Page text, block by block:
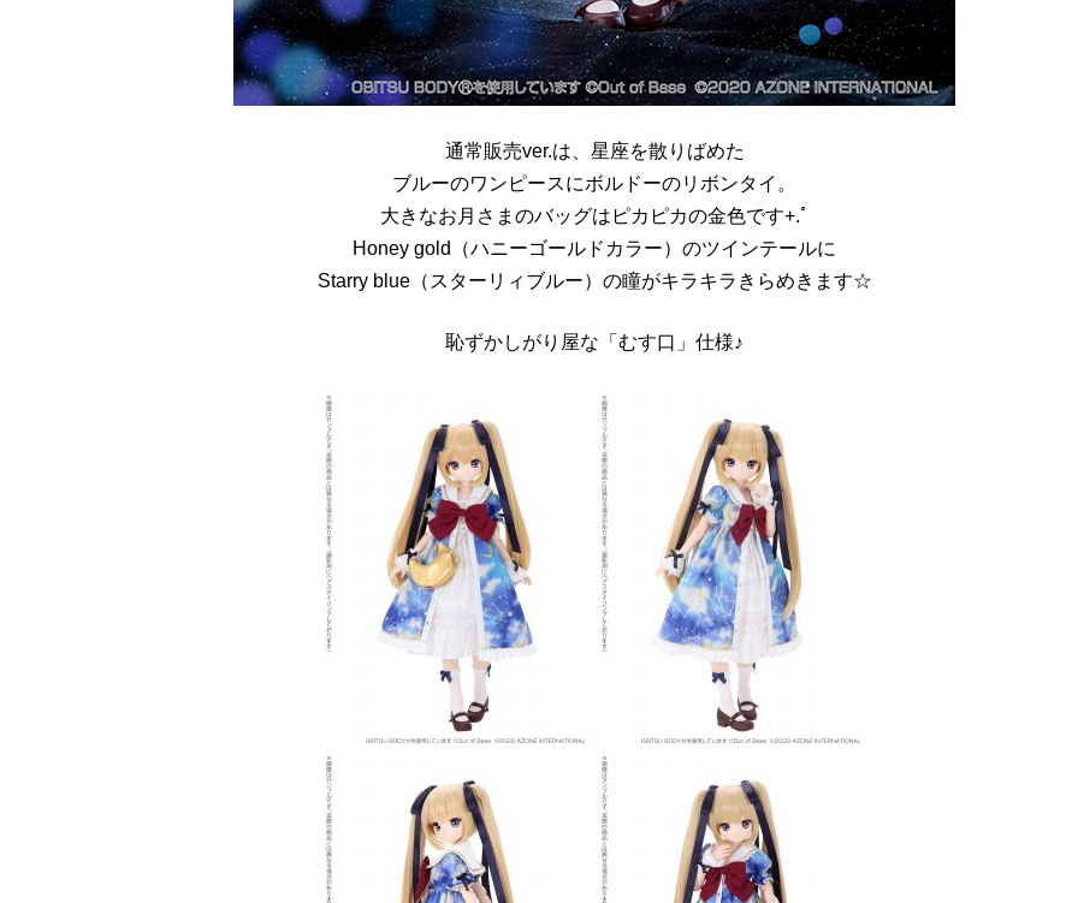
通常販売ver.は、星座を散りばめた
ブルーのワンピースにボルドーのリボンタイ。
大きなお月さまのバッグはピカピカの金色です+.ﾟ
Honey gold（ハニーゴールドカラー）のツインテールに
Starry blue（スターリィブルー）の瞳がキラキラきらめきます☆
恥ずかしがり屋な「むす口」仕様♪